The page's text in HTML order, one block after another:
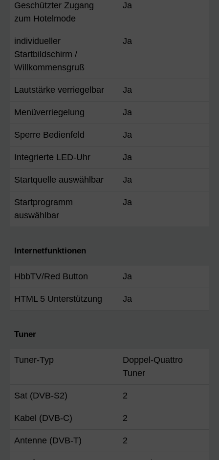
Geschützter Zugang
zum Hotelmode
Ja
individueller
Startbildschirm /
Willkommensgruß
Ja
Lautstärke verriegelbar Ja
Menüverriegelung Ja
Sperre Bedienfeld Ja
Integrierte LED-Uhr Ja
Startquelle auswählbar Ja
Startprogramm
auswählbar
Ja
Internetfunktionen
HbbTV/Red Button Ja
HTML 5 Unterstützung Ja
Tuner
Tuner-Typ
Doppel-Quattro
Tuner
Sat (DVB-S2) 2
Kabel (DVB-C) 2
Antenne (DVB-T) 2